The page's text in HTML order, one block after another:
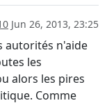
Jun 26, 2013, 23:25
autorités n'aide
les
alors les pires
Comme